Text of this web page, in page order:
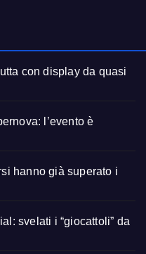
con display da quasi
l’evento è
hanno già superato i
svelati i “giocattoli” da